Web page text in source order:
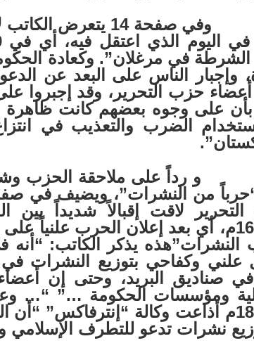
وفي صفحة 14
اليوم الذي اعتقل
في مرغلان”. وكعادة
حزب التحرير، وقد إجبروا
على وجوه بعضهم كانت ظاهرة
الضرب والتعذيب في
على ملاحقة الحزب وشبابه
من النشرات”، ويضيف في صفحة 15: “بحسب ما
لاقت إقبالاً شديداً بين
16/2/99م، أي بعد إعلان الحرب
يذكر الكاتب: “أنه في
علني وكفاحي بتوزيع النشرات
صناديق البريد، وحتى إن
أعمارهم ما بين 9
نشرات تدعو للتطرف